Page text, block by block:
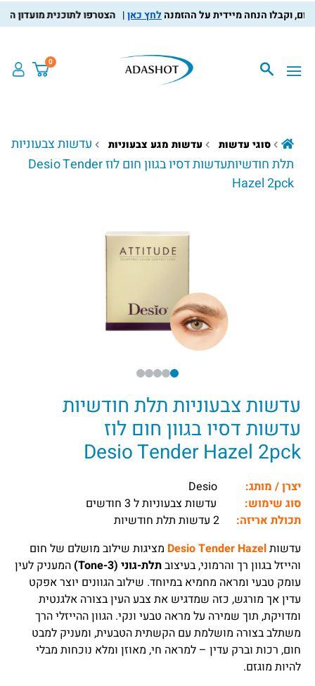
לחץ כאן הצטרפו לתוכנית מועדון
0
סוגי עדשות עדשות מגע צבעוניות
עדשות צבעוניות
תלת חודשיותעדשות דסיו בגוון חום לוז Desio Tender
Hazel 2pck
עדשות צבעוניות תלת חודשיות
עדשות דסיו בגוון חום לוז
Desio Tender Hazel 2pck
יצרן / מותג:
סוג שימוש:
עדשות צבעוניות ל 3 חודשים
תכולת אריזה:
עדשותDesio Tender Hazel מציגות שילוב מושלם של חום
והייזל בגוון רך והרמוני, בעיצובתלת-גוני (3-Tone)
המעניק לעין
עומק טבעי ומראה מחמיא במיוחד. שילוב הגוונים יוצר אפקט
עדין אך מורגש, כזה שמדגיש את צבע העין בצורה אלגנטית
ומדויקת, תוך שמירה על מראה טבעי ונקי. הגוון ההייזלי הרך
משתלב בצורה מושלמת עם הקשתית הטבעית, ומעניק למבט
חום, רכות וברק עדין – למראה חי, מאוזן ומלא נוכחות מבלי
להיות מוגזם.